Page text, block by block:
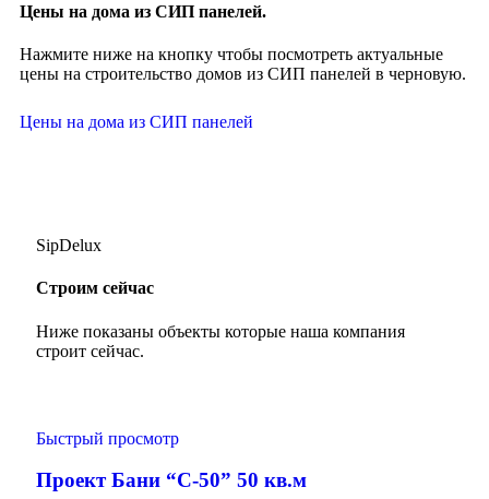
Цены на дома из СИП панелей.
Нажмите ниже на кнопку чтобы посмотреть актуальные
цены на строительство домов из СИП панелей в черновую.
Цены на дома из СИП панелей
SipDelux
Строим сейчас
Ниже показаны объекты которые наша компания
строит сейчас.
Быстрый просмотр
Проект Бани “С-50” 50 кв.м